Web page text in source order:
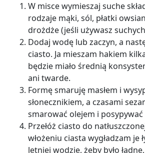
W misce wymieszaj suche
rodzaje mąki, sól, płatki
drożdże (jeśli używasz
Dodaj wodę lub zaczyn, a
ciasto. Ja mieszam hakiem
będzie miało średnią
ani twarde.
Formę smaruję masłem i
słonecznikiem, a czasami
smarować olejem i
Przełóż ciasto do
włożeniu ciasta wygładzam je
letniej wodzie, żeby było